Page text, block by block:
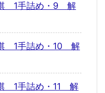
1手詰め・9 解
1手詰め・10 解
1手詰め・11 解